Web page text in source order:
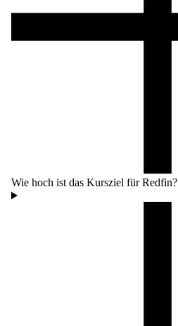
Wie hoch ist das Kursziel für Redfin?